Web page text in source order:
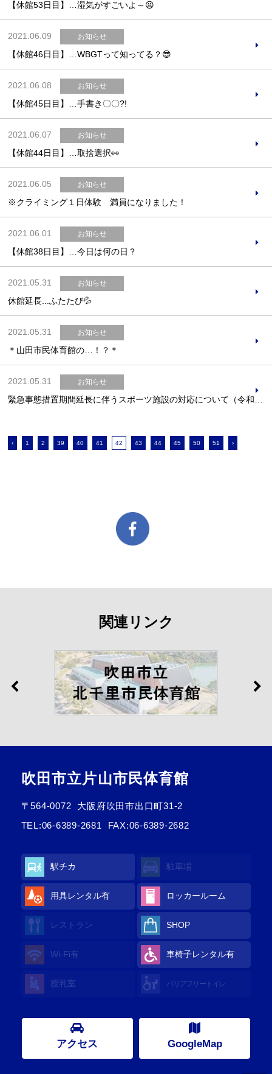
【休館53日目】…湿気がすごいよ～😫
2021.06.09 お知らせ
【休館46日目】…WBGTって知ってる？😎
2021.06.08 お知らせ
【休館45日目】…手書き〇〇?!
2021.06.07 お知らせ
【休館44日目】…取捨選択👀
2021.06.05 お知らせ
※クライミング１日体験 満員になりました！
2021.06.01 お知らせ
【休館38日目】…今日は何の日？
2021.05.31 お知らせ
休館延長...ふたたび💦
2021.05.31 お知らせ
＊山田市民体育館の…！？＊
2021.05.31 お知らせ
‹ 1 2 39 40 41 42 43 44 45 50 51 ›
関連リンク
吹田市立片山市民体育館
〒564-0072
大阪府吹田市出口町31-2
TEL:06-6389-2681 FAX:06-6389-2682
駅チカ 駐車場
用具レンタル有 ロッカールーム
レストラン SHOP
Wi-Fi有 車椅子レンタル有
授乳室 バリアフリートイレ
アクセス GoogleMap